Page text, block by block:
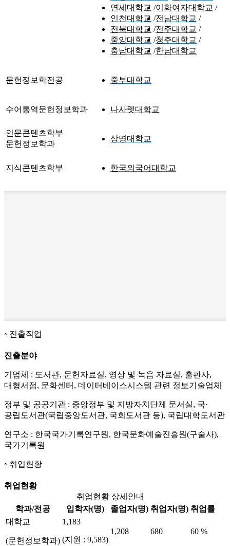
연세대학교 이화여자대학교
인천대학교 전남대학교
전북대학교 전주대학교
중앙대학교 청주대학교
충남대학교 한남대학교
문헌정보학전공 중부대학교
수어통역문헌정보학과 나사렛대학교
인문콘텐츠학부
문헌정보학과
상명대학교
지식콘텐츠학부 한국외국어대학교
진출직업
진출분야
기업체 : 도서관, 문헌자료실, 영상 및 녹음 자료실, 출판사,
대형서점, 문화센터, 데이터베이스시스템 관련 정보기술업체
정부 및 공공기관 : 중앙정부 및 지방자치단체 문서실, 국·
공립도서관(국립중앙도서관, 국회도서관 등), 국립대학도서관
연구소 : 한국국가기록연구원, 한국문화예술진흥원(구술사),
국가기록원
취업현황
취업현황
취업현황 상세안내
학과/전공
입학자(명) 졸업자(명) 취업자(명) 취업률
대학교
(문헌정보학과)
1,183
(지원 : 9,583)
1,208 680 60 %